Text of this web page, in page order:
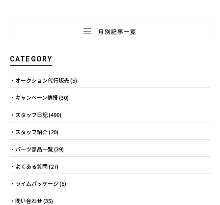
月別記事一覧
CATEGORY
オークション代行販売(5)
キャンペーン情報(30)
スタッフ日記(490)
スタッフ紹介(20)
パーツ部品一覧(39)
よくある質問(27)
ライムパッケージ(5)
問い合わせ(35)